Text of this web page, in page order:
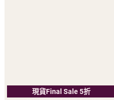
現貨Final Sale 5折